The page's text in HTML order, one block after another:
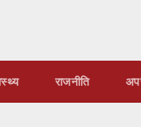
राजनीति